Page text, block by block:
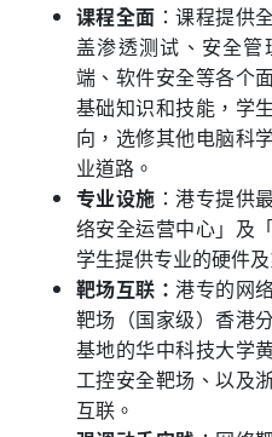
课程全面 ：课程提供
盖渗透测试、安全
端、软件安全等各个
基础知识和技能，学
向，选修其他电脑科
业道路。
专业设施 ：港专提供
络安全运营中心」及
学生提供专业的硬件
靶场互联：港专的网
靶场（国家级）香港
基地的华中科技大学
工控安全靶场、以及
互联。